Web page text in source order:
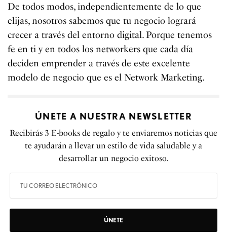
De todos modos, independientemente de lo que
elijas, nosotros sabemos que tu negocio logrará
crecer a través del entorno digital. Porque tenemos
fe en ti y en todos los networkers que cada día
deciden emprender a través de este excelente
modelo de negocio que es el Network Marketing.
ÚNETE A NUESTRA NEWSLETTER
Recibirás 3 E-books de regalo y te enviaremos noticias que
te ayudarán a llevar un estilo de vida saludable y a
desarrollar un negocio exitoso.
ÚNETE